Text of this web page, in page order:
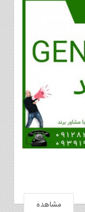
مشاهده